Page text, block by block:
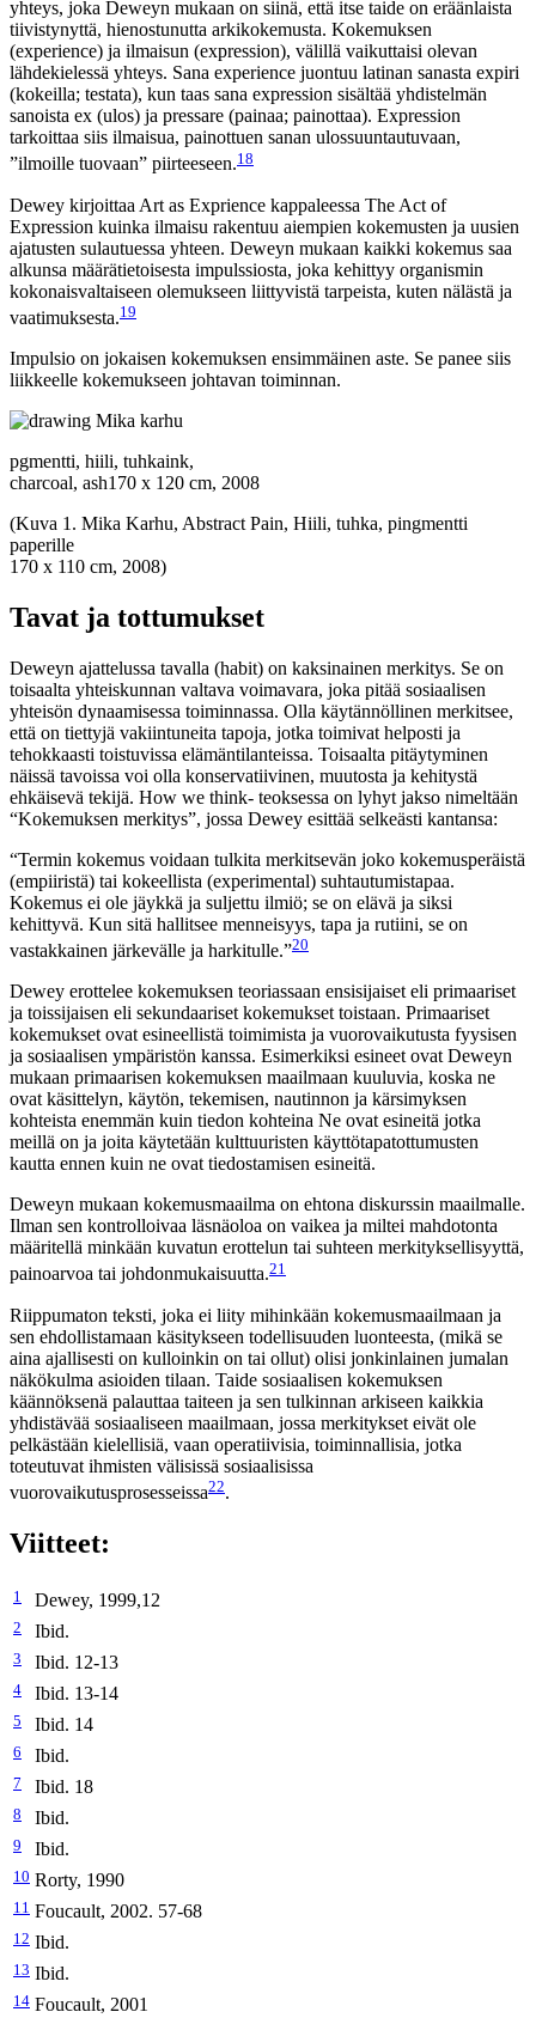
yhteys, joka Deweyn mukaan on siinä, että itse taide on eräänlaista
tiivistynyttä, hienostunutta arkikokemusta. Kokemuksen
(experience) ja ilmaisun (expression), välillä vaikuttaisi olevan
lähdekielessä yhteys. Sana experience juontuu latinan sanasta expiri
(kokeilla; testata), kun taas sana expression sisältää yhdistelmän
sanoista ex (ulos) ja pressare (painaa; painottaa). Expression
tarkoittaa siis ilmaisua, painottuen sanan ulossuuntautuvaan,
”ilmoille tuovaan” piirteeseen.18
Dewey kirjoittaa Art as Exprience kappaleessa The Act of
Expression kuinka ilmaisu rakentuu aiempien kokemusten ja uusien
ajatusten sulautuessa yhteen. Deweyn mukaan kaikki kokemus saa
alkunsa määrätietoisesta impulssiosta, joka kehittyy organismin
kokonaisvaltaiseen olemukseen liittyvistä tarpeista, kuten nälästä ja
vaatimuksesta.19
Impulsio on jokaisen kokemuksen ensimmäinen aste. Se panee siis
liikkeelle kokemukseen johtavan toiminnan.
pgmentti, hiili, tuhkaink,
charcoal, ash170 x 120 cm, 2008
(Kuva 1. Mika Karhu, Abstract Pain, Hiili, tuhka, pingmentti
paperille
170 x 110 cm, 2008)
Tavat ja tottumukset
Deweyn ajattelussa tavalla (habit) on kaksinainen merkitys. Se on
toisaalta yhteiskunnan valtava voimavara, joka pitää sosiaalisen
yhteisön dynaamisessa toiminnassa. Olla käytännöllinen merkitsee,
että on tiettyjä vakiintuneita tapoja, jotka toimivat helposti ja
tehokkaasti toistuvissa elämäntilanteissa. Toisaalta pitäytyminen
näissä tavoissa voi olla konservatiivinen, muutosta ja kehitystä
ehkäisevä tekijä. How we think- teoksessa on lyhyt jakso nimeltään
“Kokemuksen merkitys”, jossa Dewey esittää selkeästi kantansa:
“Termin kokemus voidaan tulkita merkitsevän joko kokemusperäistä
(empiiristä) tai kokeellista (experimental) suhtautumistapaa.
Kokemus ei ole jäykkä ja suljettu ilmiö; se on elävä ja siksi
kehittyvä. Kun sitä hallitsee menneisyys, tapa ja rutiini, se on
vastakkainen järkevälle ja harkitulle.”20
Dewey erottelee kokemuksen teoriassaan ensisijaiset eli primaariset
ja toissijaisen eli sekundaariset kokemukset toistaan. Primaariset
kokemukset ovat esineellistä toimimista ja vuorovaikutusta fyysisen
ja sosiaalisen ympäristön kanssa. Esimerkiksi esineet ovat Deweyn
mukaan primaarisen kokemuksen maailmaan kuuluvia, koska ne
ovat käsittelyn, käytön, tekemisen, nautinnon ja kärsimyksen
kohteista enemmän kuin tiedon kohteina Ne ovat esineitä jotka
meillä on ja joita käytetään kulttuuristen käyttötapatottumusten
kautta ennen kuin ne ovat tiedostamisen esineitä.
Deweyn mukaan kokemusmaailma on ehtona diskurssin maailmalle.
Ilman sen kontrolloivaa läsnäoloa on vaikea ja miltei mahdotonta
määritellä minkään kuvatun erottelun tai suhteen merkityksellisyyttä,
painoarvoa tai johdonmukaisuutta.21
Riippumaton teksti, joka ei liity mihinkään kokemusmaailmaan ja
sen ehdollistamaan käsitykseen todellisuuden luonteesta, (mikä se
aina ajallisesti on kulloinkin on tai ollut) olisi jonkinlainen jumalan
näkökulma asioiden tilaan. Taide sosiaalisen kokemuksen
käännöksenä palauttaa taiteen ja sen tulkinnan arkiseen kaikkia
yhdistävää sosiaaliseen maailmaan, jossa merkitykset eivät ole
pelkästään kielellisiä, vaan operatiivisia, toiminnallisia, jotka
toteutuvat ihmisten välisissä sosiaalisissa
vuorovaikutusprosesseissa22.
Viitteet:
1 Dewey, 1999,12
2 Ibid.
3 Ibid. 12-13
4 Ibid. 13-14
5 Ibid. 14
6 Ibid.
7 Ibid. 18
8 Ibid.
9 Ibid.
10 Rorty, 1990
11 Foucault, 2002. 57-68
12 Ibid.
13 Ibid.
14 Foucault, 2001